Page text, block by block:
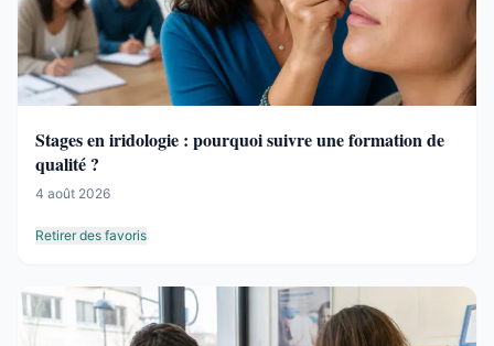
Stages en iridologie : pourquoi suivre une formation de
qualité ?
4 août 2026
Retirer des favoris